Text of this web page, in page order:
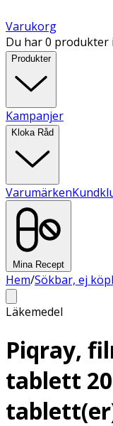
Varukorg
Du har 0 produkter
Produkter
Kampanjer
Kloka Råd
Varumärken
Mina Recept
Hem/Sökbar, ej
Läkemedel
Piqray,
tablett